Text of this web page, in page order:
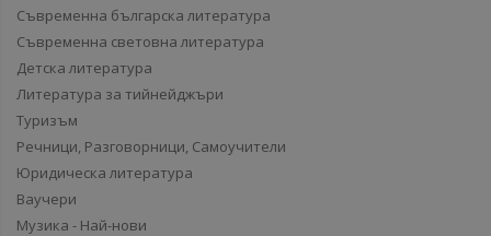
Съвременна българска литература
Съвременна световна литература
Детска литература
Литература за тийнейджъри
Туризъм
Речници, Разговорници, Самоучители
Юридическа литература
Ваучери
Музика - Най-нови